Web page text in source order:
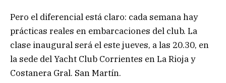
Pero el diferencial está claro: cada semana hay
prácticas reales en embarcaciones del club. La
clase inaugural será el este jueves, a las 20.30, en
la sede del Yacht Club Corrientes en La Rioja y
Costanera Gral. San Martín.